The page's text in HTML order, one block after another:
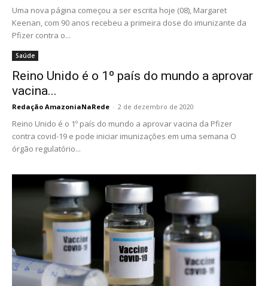
Uma nova página começou a ser escrita hoje (08), Margaret
Keenan, com 90 anos recebeu a primeira dose do imunizante da
Pfizer contra o...
Saúde
Reino Unido é o 1º país do mundo a aprovar
vacina...
Redação AmazoniaNaRede - 2 de dezembro de 2020
Reino Unido é o 1º país do mundo a aprovar vacina da Pfizer
contra covid-19 e pode iniciar imunizações em uma semana O
órgão regulatório...